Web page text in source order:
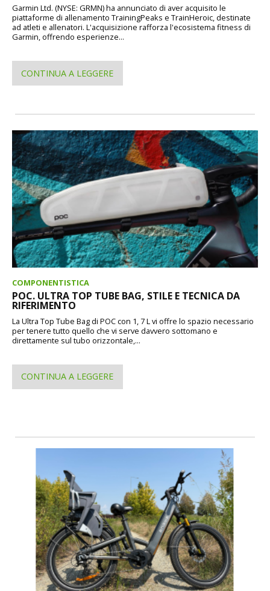
Garmin Ltd. (NYSE: GRMN) ha annunciato di aver acquisito le
piattaforme di allenamento TrainingPeaks e TrainHeroic, destinate
ad atleti e allenatori. L'acquisizione rafforza l'ecosistema fitness di
Garmin, offrendo esperienze...
CONTINUA A LEGGERE
COMPONENTISTICA
POC. ULTRA TOP TUBE BAG, STILE E TECNICA DA
RIFERIMENTO
La Ultra Top Tube Bag di POC con 1, 7 L vi offre lo spazio necessario
per tenere tutto quello che vi serve davvero sottomano e
direttamente sul tubo orizzontale,...
CONTINUA A LEGGERE